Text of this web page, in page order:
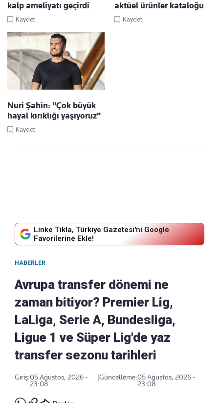
kalp ameliyatı geçirdi
Kaydet
aktüel ürünler kataloğu
Kaydet
Nuri Şahin: "Çok büyük
hayal kırıklığı yaşıyoruz"
Kaydet
Linke Tıkla, Türkiye Gazetesi'ni Google
Favorilerine Ekle!
HABERLER
Avrupa transfer dönemi ne
zaman bitiyor? Premier Lig,
LaLiga, Serie A, Bundesliga,
Ligue 1 ve Süper Lig'de yaz
transfer sezonu tarihleri
Giriş:05 Ağustos, 2026 -
23:08
Güncelleme:05 Ağustos, 2026 -
23:08